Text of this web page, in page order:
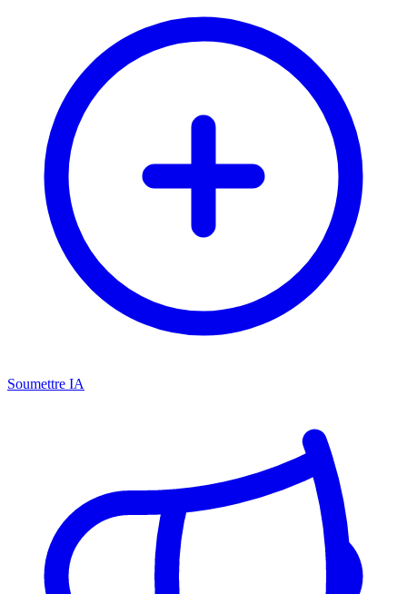
Soumettre IA